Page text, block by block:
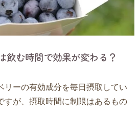
飲む時間で効果が変わる？
リーの有効成分を毎日摂取してい
すが、摂取時間に制限はあるもの